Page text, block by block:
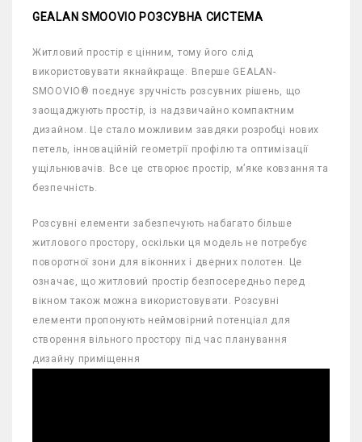
GEALAN SMOOVIO РОЗСУВНА СИСТЕМА
Житловий простір є цінним, тому його слід
використовувати якнайкраще.‎ Вперше GEALAN-
SMOOVIO® поєднує зручність розсувних рішень, що
заощаджують простір, із надзвичайно компактним
дизайном.‎ Це стало можливим завдяки розробці нових
петель, інноваційній геометрії профілю та оптимізації
ущільнювачів.‎ Все це створює простір, м’яке ковзання та
безпечність.
Розсувні елементи забезпечують набагато більше
житлового простору, оскільки ця модель не потребує
поворотної зони для віконних і дверних полотен.‎ Це
означає, що житловий простір безпосередньо перед
вікном також можна використовувати.‎ Розсувні
елементи пропонують неймовірний потенціал для
створення вільного простору під час планування
дизайну приміщення